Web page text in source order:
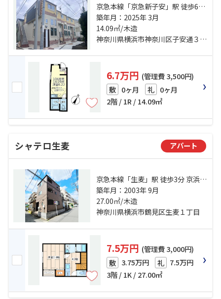
京急本線「京急新子安」駅 徒歩6分
京浜東北線「新子安」駅 徒歩6分 京
急本線「生麦」駅 徒歩15分
築年月：2025年 3月
14.09㎡/木造
神奈川県横浜市神奈川区子安通３丁目
6.7万円 (管理費 3,500円)
敷 0ヶ月 礼 0ヶ月
2階 / 1R / 14.09㎡
シャテロ生麦 アパート
京急本線「生麦」駅 徒歩3分 京浜東
北線「新子安」駅 徒歩18分 京急本
線「京急新子安」駅 徒歩17分
築年月：2003年 9月
27.00㎡/木造
神奈川県横浜市鶴見区生麦１丁目
7.5万円 (管理費 3,000円)
敷 3.75万円 礼 7.5万円
3階 / 1K / 27.00㎡